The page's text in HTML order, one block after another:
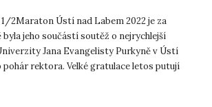
2Maraton Ústí nad Labem 2022 je za
jeho součástí soutěž o nejrychlejší
Jana Evangelisty Purkyně v Ústí
pohár rektora. Velké gratulace letos putují